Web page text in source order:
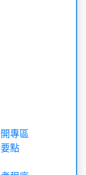
專區
點